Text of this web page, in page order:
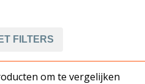
FILTERS
om te vergelijken